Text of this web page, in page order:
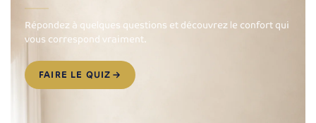
Répondez à quelques questions et découvrez le confort qui
vous correspond vraiment.
FAIRE LE QUIZ